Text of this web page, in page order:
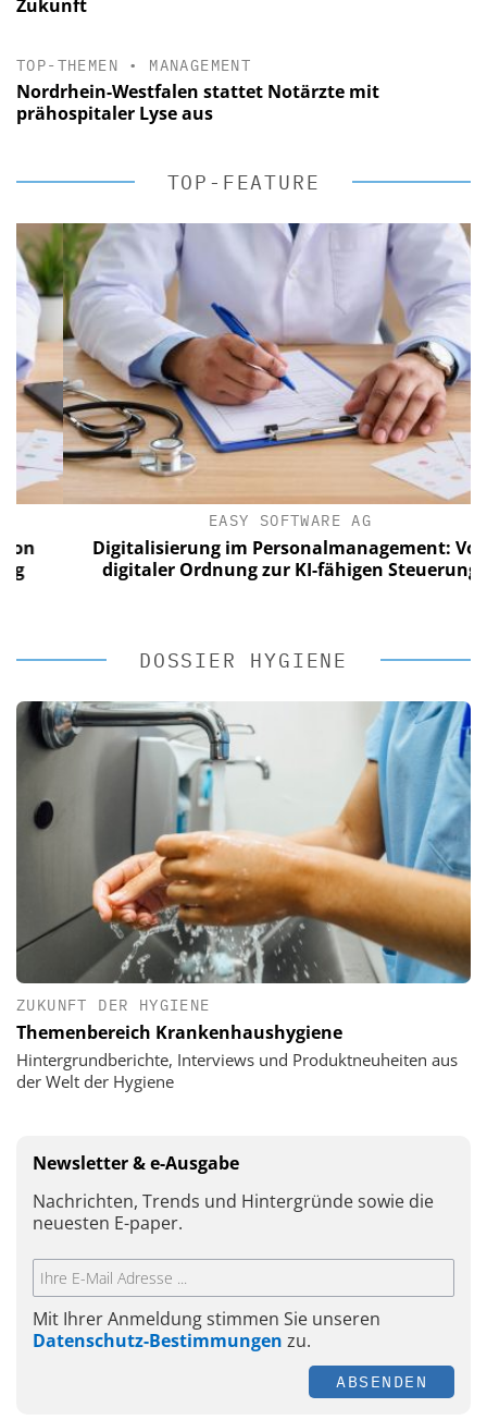
Zukunft
TOP-THEMEN • MANAGEMENT
Nordrhein-Westfalen stattet Notärzte mit
prähospitaler Lyse aus
TOP-FEATURE
EASY SOFTWARE AG
Digitalisierung im Personalmanagement: Von
digitaler Ordnung zur KI-fähigen Steuerung
DOSSIER HYGIENE
ZUKUNFT DER HYGIENE
Themenbereich Krankenhaushygiene
Hintergrundberichte, Interviews und Produktneuheiten aus
der Welt der Hygiene
Newsletter & e-Ausgabe
Nachrichten, Trends und Hintergründe sowie die
neuesten E-paper.
Mit Ihrer Anmeldung stimmen Sie unseren
Datenschutz-Bestimmungen zu.
ABSENDEN